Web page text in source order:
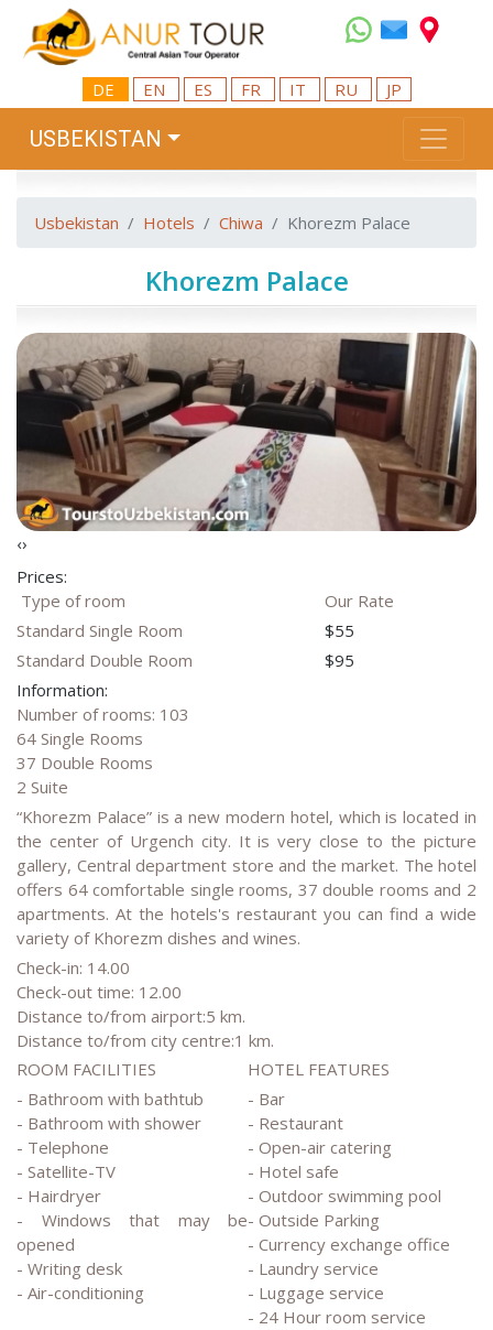
DE EN ES FR IT RU JP
USBEKISTAN
Usbekistan Hotels Chiwa Khorezm Palace
Khorezm Palace
‹›
Prices:
Type of room
Our Rate
Standard Single Room
$55
Standard Double Room
$95
Information:
Number of rooms: 103
64 Single Rooms
37 Double Rooms
2 Suite
“Khorezm Palace” is a new modern hotel, which is located in
the center of Urgench city. It is very close to the picture
gallery, Central department store and the market. The hotel
offers 64 comfortable single rooms, 37 double rooms and 2
apartments. At the hotels's restaurant you can find a wide
variety of Khorezm dishes and wines.
Check-in: 14.00
Check-out time: 12.00
Distance to/from airport:5 km.
Distance to/from city centre:1 km.
ROOM FACILITIES
HOTEL FEATURES
- Bathroom with bathtub
- Bathroom with shower
- Telephone
- Satellite-TV
- Hairdryer
- Windows that may be
opened
- Writing desk
- Air-conditioning
- Bar
- Restaurant
- Open-air catering
- Hotel safe
- Outdoor swimming pool
- Outside Parking
- Currency exchange office
- Laundry service
- Luggage service
- 24 Hour room service